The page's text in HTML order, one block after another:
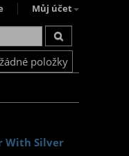
Můj účet
položky
With Silver